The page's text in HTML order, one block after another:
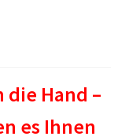
die Hand –
es Ihnen